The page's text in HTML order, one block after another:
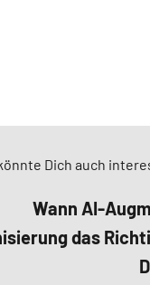
Dich auch
Wann AI-
das